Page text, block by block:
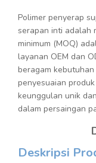
Polimer penyerap
serapan inti adalah
minimum (MOQ)
layanan OEM dan
beragam
penyesuaian
keunggulan unik
dalam persaingan
Deskripsi